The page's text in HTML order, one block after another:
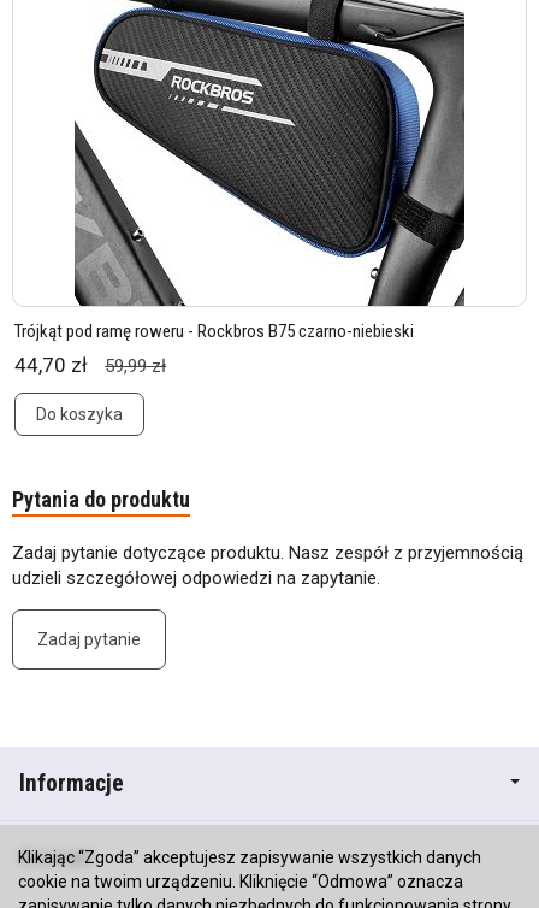
Trójkąt pod ramę roweru - Rockbros B75 czarno-niebieski
44,70 zł 59,99 zł
Do koszyka
Pytania do produktu
Zadaj pytanie dotyczące produktu. Nasz zespół z przyjemnością
udzieli szczegółowej odpowiedzi na zapytanie.
Zadaj pytanie
Informacje
Kontakt
Klikając “Zgoda” akceptujesz zapisywanie wszystkich danych
cookie na twoim urządzeniu. Kliknięcie “Odmowa” oznacza